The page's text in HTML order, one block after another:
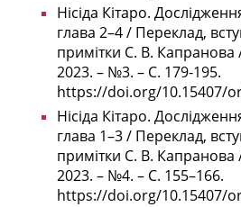
Нісіда Кітаро.
глава 2–4 / Переклад,
примітки С. В. Капранова
2023. – №3. – С. 179-195.
https://doi.org/10.15407/
Нісіда Кітаро.
глава 1–3 / Переклад,
примітки С. В. Капранова
2023. – №4. – С. 155–166.
https://doi.org/10.15407/